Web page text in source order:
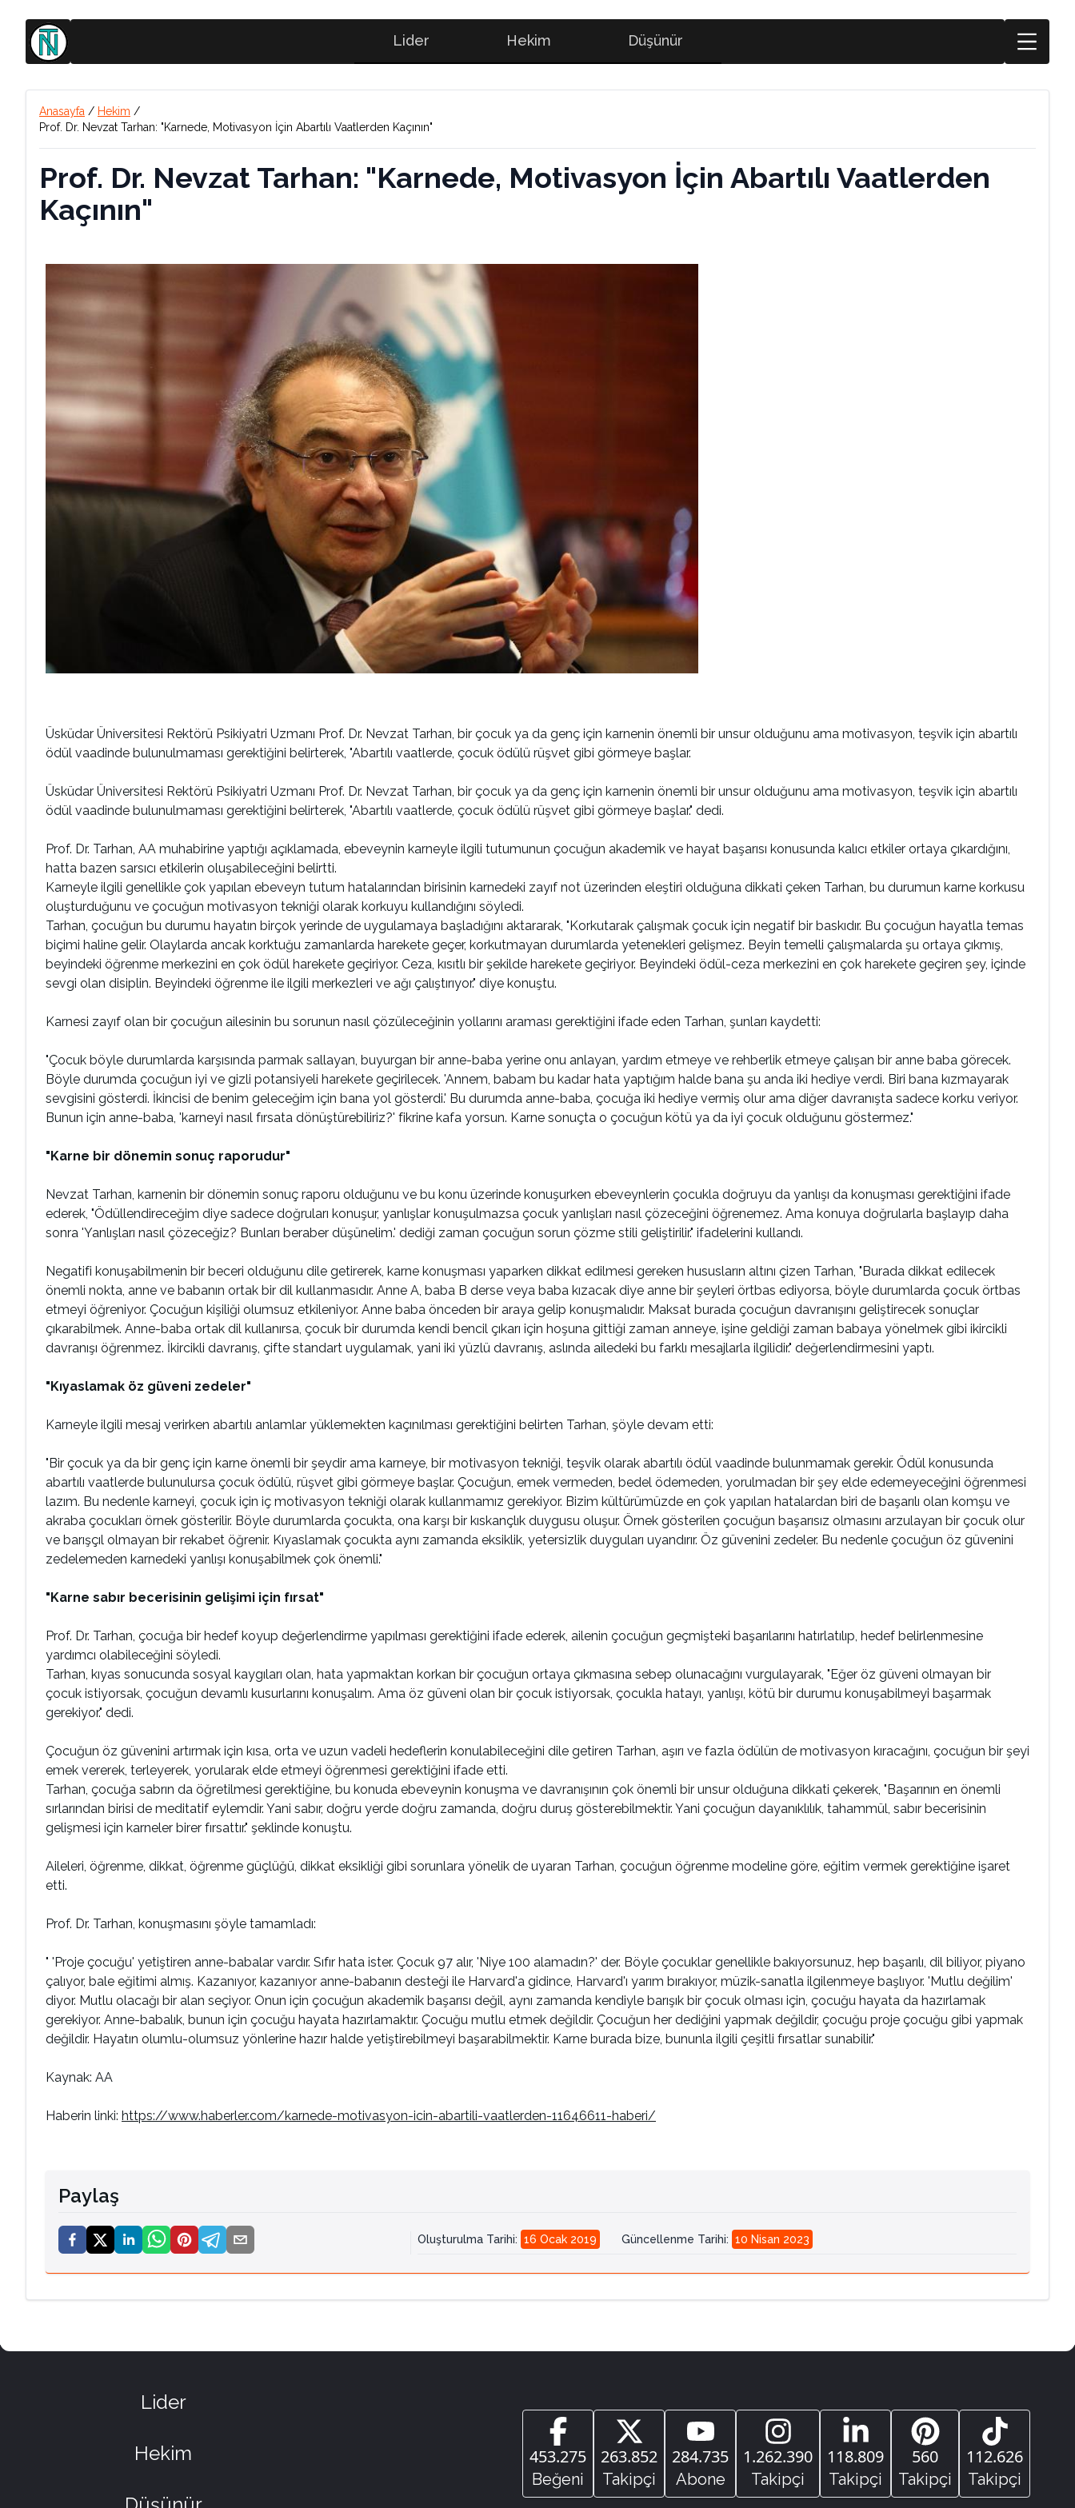
Lider Hekim Düşünür
Anasayfa / Hekim /
Prof. Dr. Nevzat Tarhan: "Karnede, Motivasyon İçin Abartılı Vaatlerden Kaçının"
Prof. Dr. Nevzat Tarhan: "Karnede, Motivasyon İçin Abartılı Vaatlerden
Kaçının"
Üsküdar Üniversitesi Rektörü Psikiyatri Uzmanı Prof. Dr. Nevzat Tarhan, bir çocuk ya da genç için karnenin önemli bir unsur olduğunu ama motivasyon, teşvik için abartılı
ödül vaadinde bulunulmaması gerektiğini belirterek, "Abartılı vaatlerde, çocuk ödülü rüşvet gibi görmeye başlar.
Üsküdar Üniversitesi Rektörü Psikiyatri Uzmanı Prof. Dr. Nevzat Tarhan, bir çocuk ya da genç için karnenin önemli bir unsur olduğunu ama motivasyon, teşvik için abartılı
ödül vaadinde bulunulmaması gerektiğini belirterek, "Abartılı vaatlerde, çocuk ödülü rüşvet gibi görmeye başlar." dedi.
Prof. Dr. Tarhan, AA muhabirine yaptığı açıklamada, ebeveynin karneyle ilgili tutumunun çocuğun akademik ve hayat başarısı konusunda kalıcı etkiler ortaya çıkardığını,
hatta bazen sarsıcı etkilerin oluşabileceğini belirtti.
Karneyle ilgili genellikle çok yapılan ebeveyn tutum hatalarından birisinin karnedeki zayıf not üzerinden eleştiri olduğuna dikkati çeken Tarhan, bu durumun karne korkusu
oluşturduğunu ve çocuğun motivasyon tekniği olarak korkuyu kullandığını söyledi.
Tarhan, çocuğun bu durumu hayatın birçok yerinde de uygulamaya başladığını aktararak, "Korkutarak çalışmak çocuk için negatif bir baskıdır. Bu çocuğun hayatla temas
biçimi haline gelir. Olaylarda ancak korktuğu zamanlarda harekete geçer, korkutmayan durumlarda yetenekleri gelişmez. Beyin temelli çalışmalarda şu ortaya çıkmış,
beyindeki öğrenme merkezini en çok ödül harekete geçiriyor. Ceza, kısıtlı bir şekilde harekete geçiriyor. Beyindeki ödül-ceza merkezini en çok harekete geçiren şey, içinde
sevgi olan disiplin. Beyindeki öğrenme ile ilgili merkezleri ve ağı çalıştırıyor." diye konuştu.
Karnesi zayıf olan bir çocuğun ailesinin bu sorunun nasıl çözüleceğinin yollarını araması gerektiğini ifade eden Tarhan, şunları kaydetti:
"Çocuk böyle durumlarda karşısında parmak sallayan, buyurgan bir anne-baba yerine onu anlayan, yardım etmeye ve rehberlik etmeye çalışan bir anne baba görecek.
Böyle durumda çocuğun iyi ve gizli potansiyeli harekete geçirilecek. 'Annem, babam bu kadar hata yaptığım halde bana şu anda iki hediye verdi. Biri bana kızmayarak
sevgisini gösterdi. İkincisi de benim geleceğim için bana yol gösterdi.' Bu durumda anne-baba, çocuğa iki hediye vermiş olur ama diğer davranışta sadece korku veriyor.
Bunun için anne-baba, 'karneyi nasıl fırsata dönüştürebiliriz?' fikrine kafa yorsun. Karne sonuçta o çocuğun kötü ya da iyi çocuk olduğunu göstermez."
"Karne bir dönemin sonuç raporudur"
Nevzat Tarhan, karnenin bir dönemin sonuç raporu olduğunu ve bu konu üzerinde konuşurken ebeveynlerin çocukla doğruyu da yanlışı da konuşması gerektiğini ifade
ederek, "Ödüllendireceğim diye sadece doğruları konuşur, yanlışlar konuşulmazsa çocuk yanlışları nasıl çözeceğini öğrenemez. Ama konuya doğrularla başlayıp daha
sonra 'Yanlışları nasıl çözeceğiz? Bunları beraber düşünelim.' dediği zaman çocuğun sorun çözme stili geliştirilir." ifadelerini kullandı.
Negatifi konuşabilmenin bir beceri olduğunu dile getirerek, karne konuşması yaparken dikkat edilmesi gereken hususların altını çizen Tarhan, "Burada dikkat edilecek
önemli nokta, anne ve babanın ortak bir dil kullanmasıdır. Anne A, baba B derse veya baba kızacak diye anne bir şeyleri örtbas ediyorsa, böyle durumlarda çocuk örtbas
etmeyi öğreniyor. Çocuğun kişiliği olumsuz etkileniyor. Anne baba önceden bir araya gelip konuşmalıdır. Maksat burada çocuğun davranışını geliştirecek sonuçlar
çıkarabilmek. Anne-baba ortak dil kullanırsa, çocuk bir durumda kendi bencil çıkarı için hoşuna gittiği zaman anneye, işine geldiği zaman babaya yönelmek gibi ikircikli
davranışı öğrenmez. İkircikli davranış, çifte standart uygulamak, yani iki yüzlü davranış, aslında ailedeki bu farklı mesajlarla ilgilidir." değerlendirmesini yaptı.
"Kıyaslamak öz güveni zedeler"
Karneyle ilgili mesaj verirken abartılı anlamlar yüklemekten kaçınılması gerektiğini belirten Tarhan, şöyle devam etti:
"Bir çocuk ya da bir genç için karne önemli bir şeydir ama karneye, bir motivasyon tekniği, teşvik olarak abartılı ödül vaadinde bulunmamak gerekir. Ödül konusunda
abartılı vaatlerde bulunulursa çocuk ödülü, rüşvet gibi görmeye başlar. Çocuğun, emek vermeden, bedel ödemeden, yorulmadan bir şey elde edemeyeceğini öğrenmesi
lazım. Bu nedenle karneyi, çocuk için iç motivasyon tekniği olarak kullanmamız gerekiyor. Bizim kültürümüzde en çok yapılan hatalardan biri de başarılı olan komşu ve
akraba çocukları örnek gösterilir. Böyle durumlarda çocukta, ona karşı bir kıskançlık duygusu oluşur. Örnek gösterilen çocuğun başarısız olmasını arzulayan bir çocuk olur
ve barışçıl olmayan bir rekabet öğrenir. Kıyaslamak çocukta aynı zamanda eksiklik, yetersizlik duyguları uyandırır. Öz güvenini zedeler. Bu nedenle çocuğun öz güvenini
zedelemeden karnedeki yanlışı konuşabilmek çok önemli."
"Karne sabır becerisinin gelişimi için fırsat"
Prof. Dr. Tarhan, çocuğa bir hedef koyup değerlendirme yapılması gerektiğini ifade ederek, ailenin çocuğun geçmişteki başarılarını hatırlatılıp, hedef belirlenmesine
yardımcı olabileceğini söyledi.
Tarhan, kıyas sonucunda sosyal kaygıları olan, hata yapmaktan korkan bir çocuğun ortaya çıkmasına sebep olunacağını vurgulayarak, "Eğer öz güveni olmayan bir
çocuk istiyorsak, çocuğun devamlı kusurlarını konuşalım. Ama öz güveni olan bir çocuk istiyorsak, çocukla hatayı, yanlışı, kötü bir durumu konuşabilmeyi başarmak
gerekiyor." dedi.
Çocuğun öz güvenini artırmak için kısa, orta ve uzun vadeli hedeflerin konulabileceğini dile getiren Tarhan, aşırı ve fazla ödülün de motivasyon kıracağını, çocuğun bir şeyi
emek vererek, terleyerek, yorularak elde etmeyi öğrenmesi gerektiğini ifade etti.
Tarhan, çocuğa sabrın da öğretilmesi gerektiğine, bu konuda ebeveynin konuşma ve davranışının çok önemli bir unsur olduğuna dikkati çekerek, "Başarının en önemli
sırlarından birisi de meditatif eylemdir. Yani sabır, doğru yerde doğru zamanda, doğru duruş gösterebilmektir. Yani çocuğun dayanıklılık, tahammül, sabır becerisinin
gelişmesi için karneler birer fırsattır." şeklinde konuştu.
Aileleri, öğrenme, dikkat, öğrenme güçlüğü, dikkat eksikliği gibi sorunlara yönelik de uyaran Tarhan, çocuğun öğrenme modeline göre, eğitim vermek gerektiğine işaret
etti.
Prof. Dr. Tarhan, konuşmasını şöyle tamamladı:
" 'Proje çocuğu' yetiştiren anne-babalar vardır. Sıfır hata ister. Çocuk 97 alır, 'Niye 100 alamadın?' der. Böyle çocuklar genellikle bakıyorsunuz, hep başarılı, dil biliyor, piyano
çalıyor, bale eğitimi almış. Kazanıyor, kazanıyor anne-babanın desteği ile Harvard'a gidince, Harvard'ı yarım bırakıyor, müzik-sanatla ilgilenmeye başlıyor. 'Mutlu değilim'
diyor. Mutlu olacağı bir alan seçiyor. Onun için çocuğun akademik başarısı değil, aynı zamanda kendiyle barışık bir çocuk olması için, çocuğu hayata da hazırlamak
gerekiyor. Anne-babalık, bunun için çocuğu hayata hazırlamaktır. Çocuğu mutlu etmek değildir. Çocuğun her dediğini yapmak değildir, çocuğu proje çocuğu gibi yapmak
değildir. Hayatın olumlu-olumsuz yönlerine hazır halde yetiştirebilmeyi başarabilmektir. Karne burada bize, bununla ilgili çeşitli fırsatlar sunabilir."
Kaynak: AA
Haberin linki: https://www.haberler.com/karnede-motivasyon-icin-abartili-vaatlerden-11646611-haberi/
Paylaş
Oluşturulma Tarihi: 16 Ocak 2019 Güncellenme Tarihi: 10 Nisan 2023
Lider
Hekim 453.275
Beğeni
263.852
Takipçi
284.735
Abone
1.262.390
Takipçi
118.809
Takipçi
560
Takipçi
112.626
Takipçi